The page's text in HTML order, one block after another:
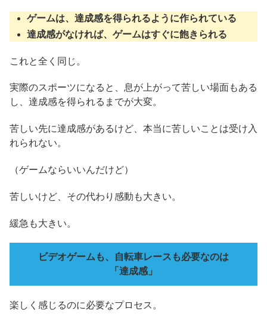
ゲームは、達成感を得られるように作られている
達成感がなければ、ゲームはすぐに飽きられる
これと全く同じ。
実際のスポーツになると、息が上がって苦しい場面もある
し、達成感を得られるまでが大変。
苦しい先に達成感があるけど、本当に苦しいことは受け入
れられない。
（ゲームならいいんだけど）
苦しいけど、その代わり感動も大きい。
緩急も大きい。
ビデオゲームも、自転車レースも必要なのは
「達成感」
楽しく感じるのに必要なプロセス。